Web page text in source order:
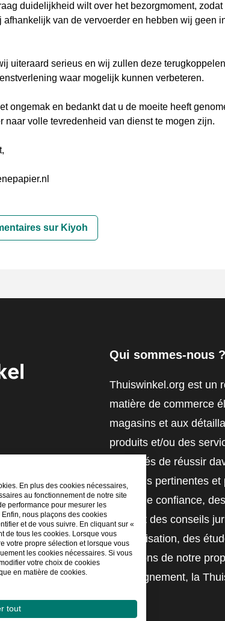
duidelijkheid wilt over het bezorgmoment,
afhankelijk van de vervoerder en hebben wij geen
uiteraard serieus en wij zullen deze
waar mogelijk kunnen verbeteren.
ongemak en bedankt dat u de moeite heeft
naar volle tevredenheid van dienst te mogen zijn.
sur Kiyoh
Qui sommes-nous ?
Thuiswinkel.org est un
matière de commerce
magasins et aux
produits et/ou des
employés de réussir
solutions pertinentes
labels de confiance,
outils et des conseils
sensibilisation, des
disposons de notre
d'enseignement, la
En plus des cookies nécessaires,
au fonctionnement de notre site
performance pour mesurer les
nous plaçons des cookies
et de vous suivre. En cliquant sur «
de tous les cookies. Lorsque vous
votre propre sélection et lorsque vous
les cookies nécessaires. Si vous
votre choix de cookies
en matière de cookies.
tout